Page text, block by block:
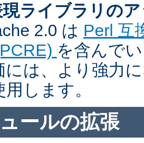
ライブラリの
2.0 は Perl 互
を含んで
には、より強力
用します。
ールの拡張